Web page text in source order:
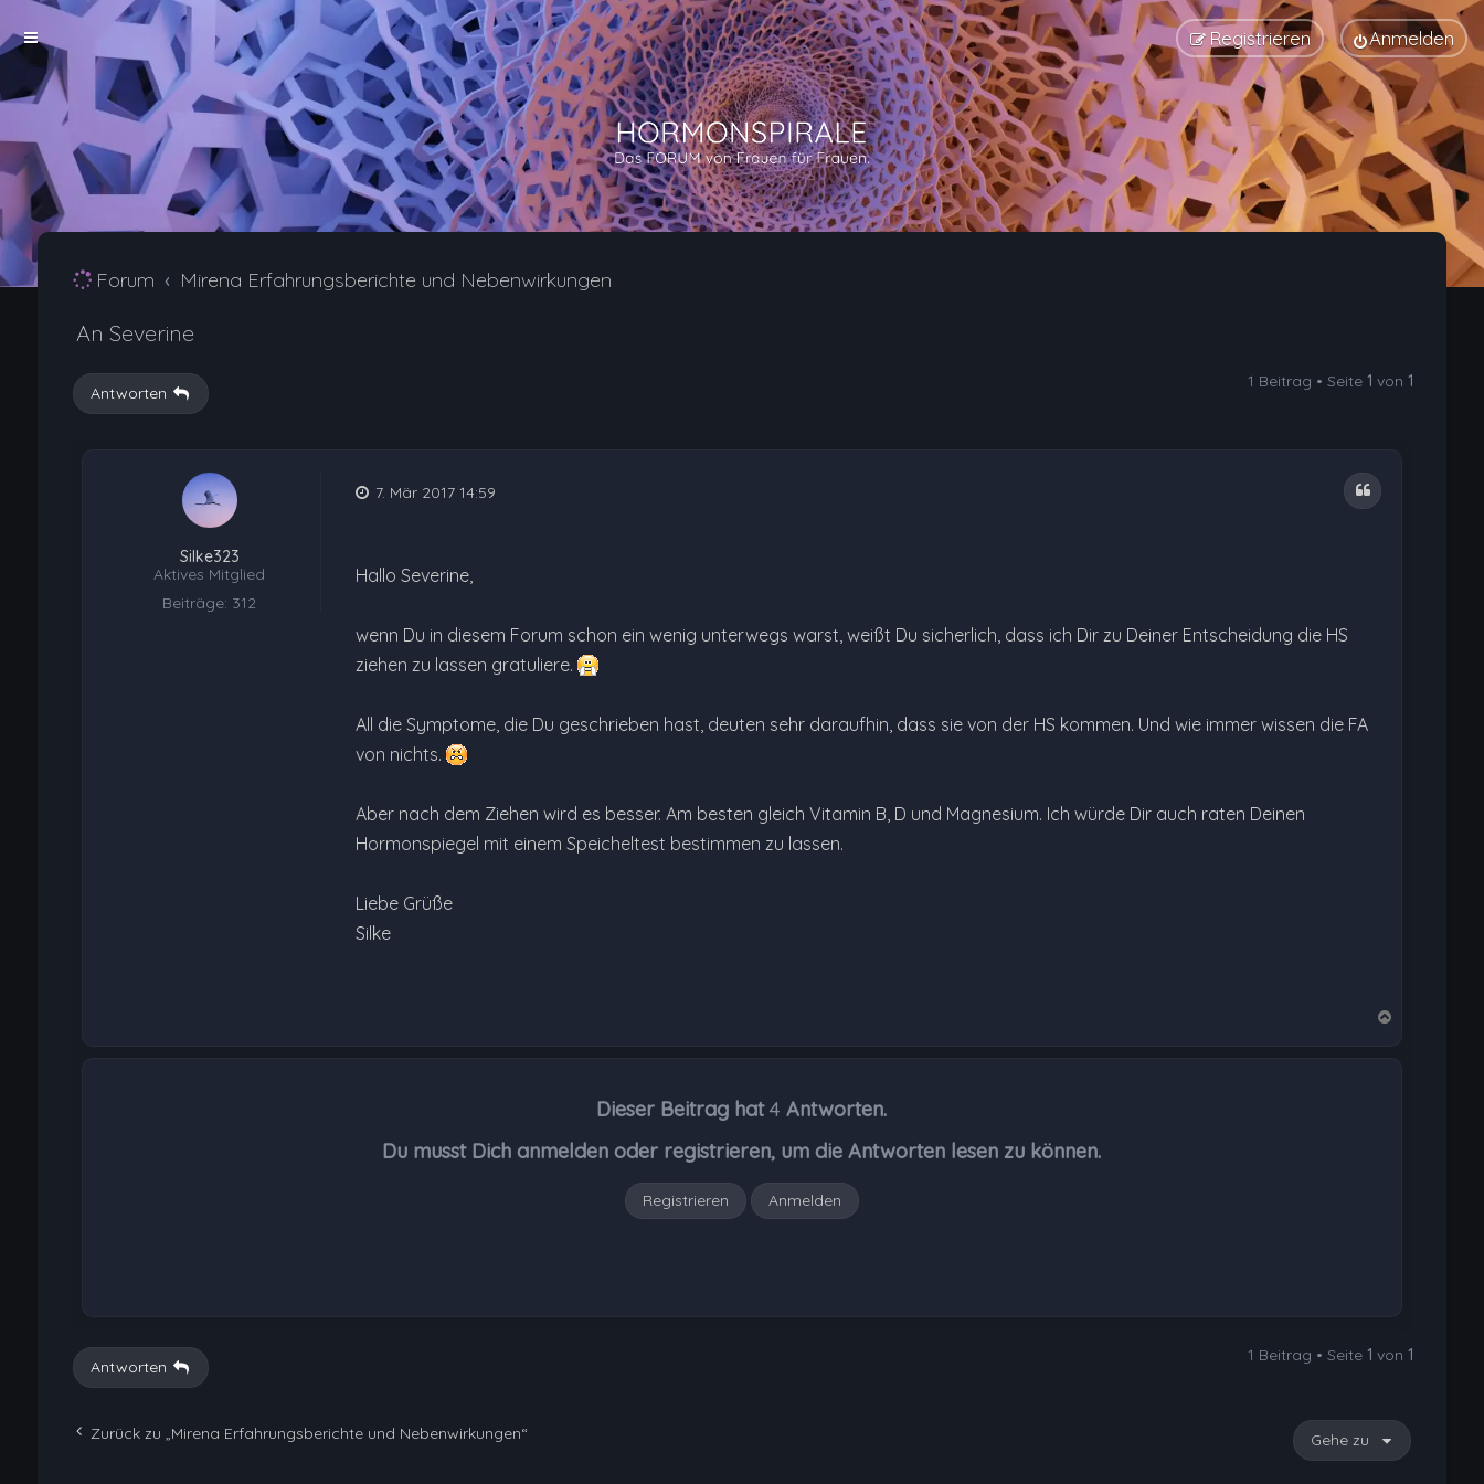
Anmelden
Registrieren
Forum Mirena Erfahrungsberichte und Nebenwirkungen
An Severine
Antworten
1 Beitrag • Seite1 von1
Silke323
Aktives Mitglied
Beiträge: 312
Zitat
7. Mär 2017 14:59
Hallo Severine,
wenn Du in diesem Forum schon ein wenig unterwegs warst, weißt Du sicherlich, dass ich Dir zu Deiner Entscheidung die HS
ziehen zu lassen gratuliere.
All die Symptome, die Du geschrieben hast, deuten sehr daraufhin, dass sie von der HS kommen. Und wie immer wissen die FA
von nichts.
Aber nach dem Ziehen wird es besser. Am besten gleich Vitamin B, D und Magnesium. Ich würde Dir auch raten Deinen
Hormonspiegel mit einem Speicheltest bestimmen zu lassen.
Liebe Grüße
Silke
Dieser Beitrag hat4 Antworten.
Du musst Dich anmelden oder registrieren, um die Antworten lesen zu können.
Registrieren Anmelden
Antworten
1 Beitrag • Seite1 von1
Zurück zu „Mirena Erfahrungsberichte und Nebenwirkungen“ Gehe zu